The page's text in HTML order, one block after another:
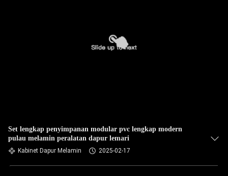
Set lengkap penyimpanan modular pvc lengkap modern
pulau melamin peralatan dapur lemari
Kabinet Dapur Melamin 2025-02-17